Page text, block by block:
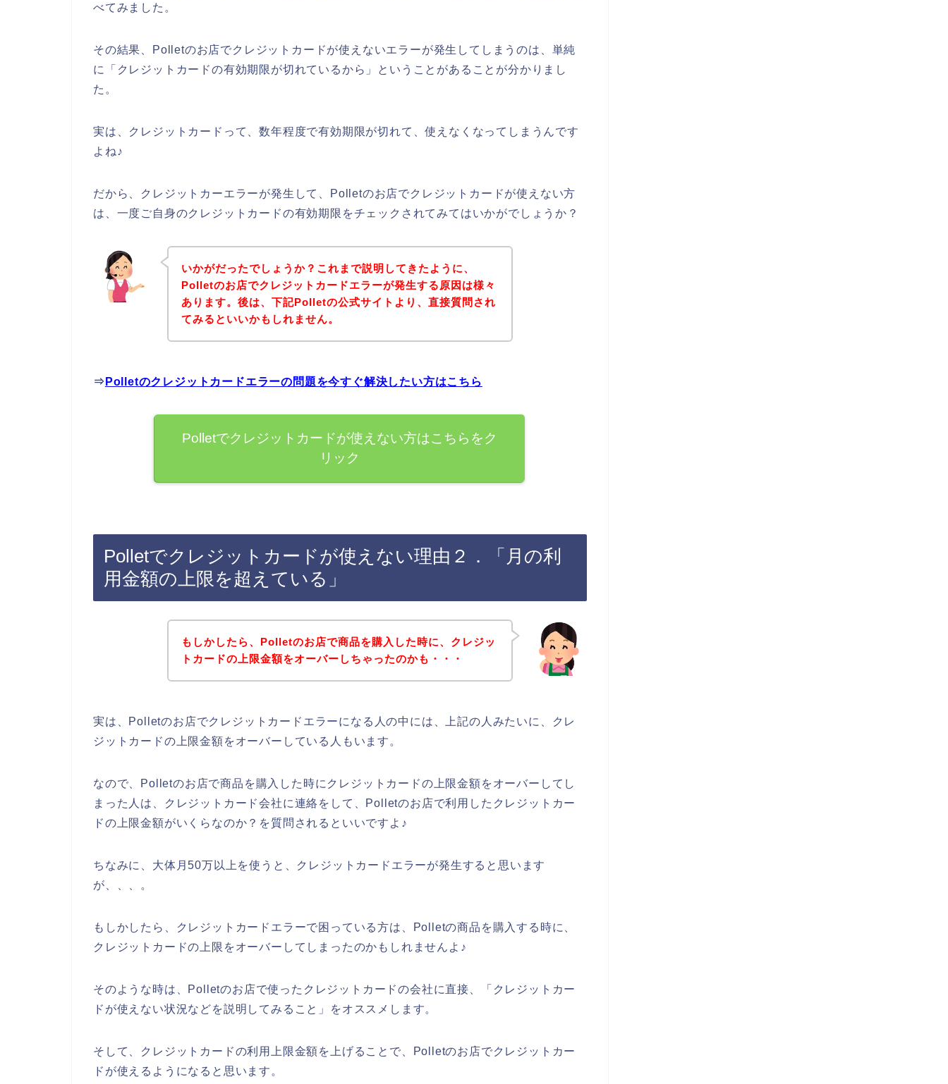
べてみました。
その結果、Polletのお店でクレジットカードが使えないエラーが発生してしまうのは、単純
に「クレジットカードの有効期限が切れているから」ということがあることが分かりまし
た。
実は、クレジットカードって、数年程度で有効期限が切れて、使えなくなってしまうんです
よね♪
だから、クレジットカーエラーが発生して、Polletのお店でクレジットカードが使えない方
は、一度ご自身のクレジットカードの有効期限をチェックされてみてはいかがでしょうか？
いかがだったでしょうか？これまで説明してきたように、
Polletのお店でクレジットカードエラーが発生する原因は様々
あります。後は、下記Polletの公式サイトより、直接質問され
てみるといいかもしれません。
⇒ Polletのクレジットカードエラーの問題を今すぐ解決したい方はこちら
Polletでクレジットカードが使えない方はこちらをク
リック
Polletでクレジットカードが使えない理由２．「月の利
用金額の上限を超えている」
もしかしたら、Polletのお店で商品を購入した時に、クレジッ
トカードの上限金額をオーバーしちゃったのかも・・・
実は、Polletのお店でクレジットカードエラーになる人の中には、上記の人みたいに、クレ
ジットカードの上限金額をオーバーしている人もいます。
なので、Polletのお店で商品を購入した時にクレジットカードの上限金額をオーバーしてし
まった人は、クレジットカード会社に連絡をして、Polletのお店で利用したクレジットカー
ドの上限金額がいくらなのか？を質問されるといいですよ♪
ちなみに、大体月50万以上を使うと、クレジットカードエラーが発生すると思います
が、、、。
もしかしたら、クレジットカードエラーで困っている方は、Polletの商品を購入する時に、
クレジットカードの上限をオーバーしてしまったのかもしれませんよ♪
そのような時は、Polletのお店で使ったクレジットカードの会社に直接、「クレジットカー
ドが使えない状況などを説明してみること」をオススメします。
そして、クレジットカードの利用上限金額を上げることで、Polletのお店でクレジットカー
ドが使えるようになると思います。